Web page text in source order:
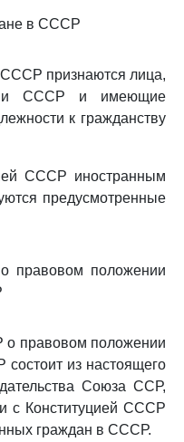
в СССР
признаются лица,
СССР и имеющие
к гражданству
СССР иностранным
предусмотренные
правовом положении
о правовом положении
из настоящего
Союза ССР,
с Конституцией СССР
граждан в СССР.